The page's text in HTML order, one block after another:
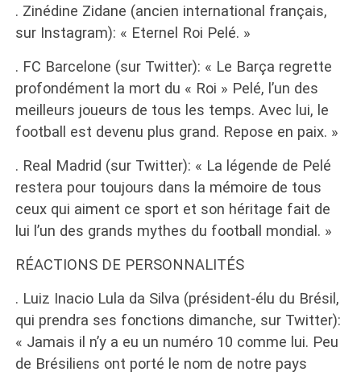
. Zinédine Zidane (ancien international français,
sur Instagram): « Eternel Roi Pelé. »
. FC Barcelone (sur Twitter): « Le Barça regrette
profondément la mort du « Roi » Pelé, l’un des
meilleurs joueurs de tous les temps. Avec lui, le
football est devenu plus grand. Repose en paix. »
. Real Madrid (sur Twitter): « La légende de Pelé
restera pour toujours dans la mémoire de tous
ceux qui aiment ce sport et son héritage fait de
lui l’un des grands mythes du football mondial. »
RÉACTIONS DE PERSONNALITÉS
. Luiz Inacio Lula da Silva (président-élu du Brésil,
qui prendra ses fonctions dimanche, sur Twitter):
« Jamais il n’y a eu un numéro 10 comme lui. Peu
de Brésiliens ont porté le nom de notre pays